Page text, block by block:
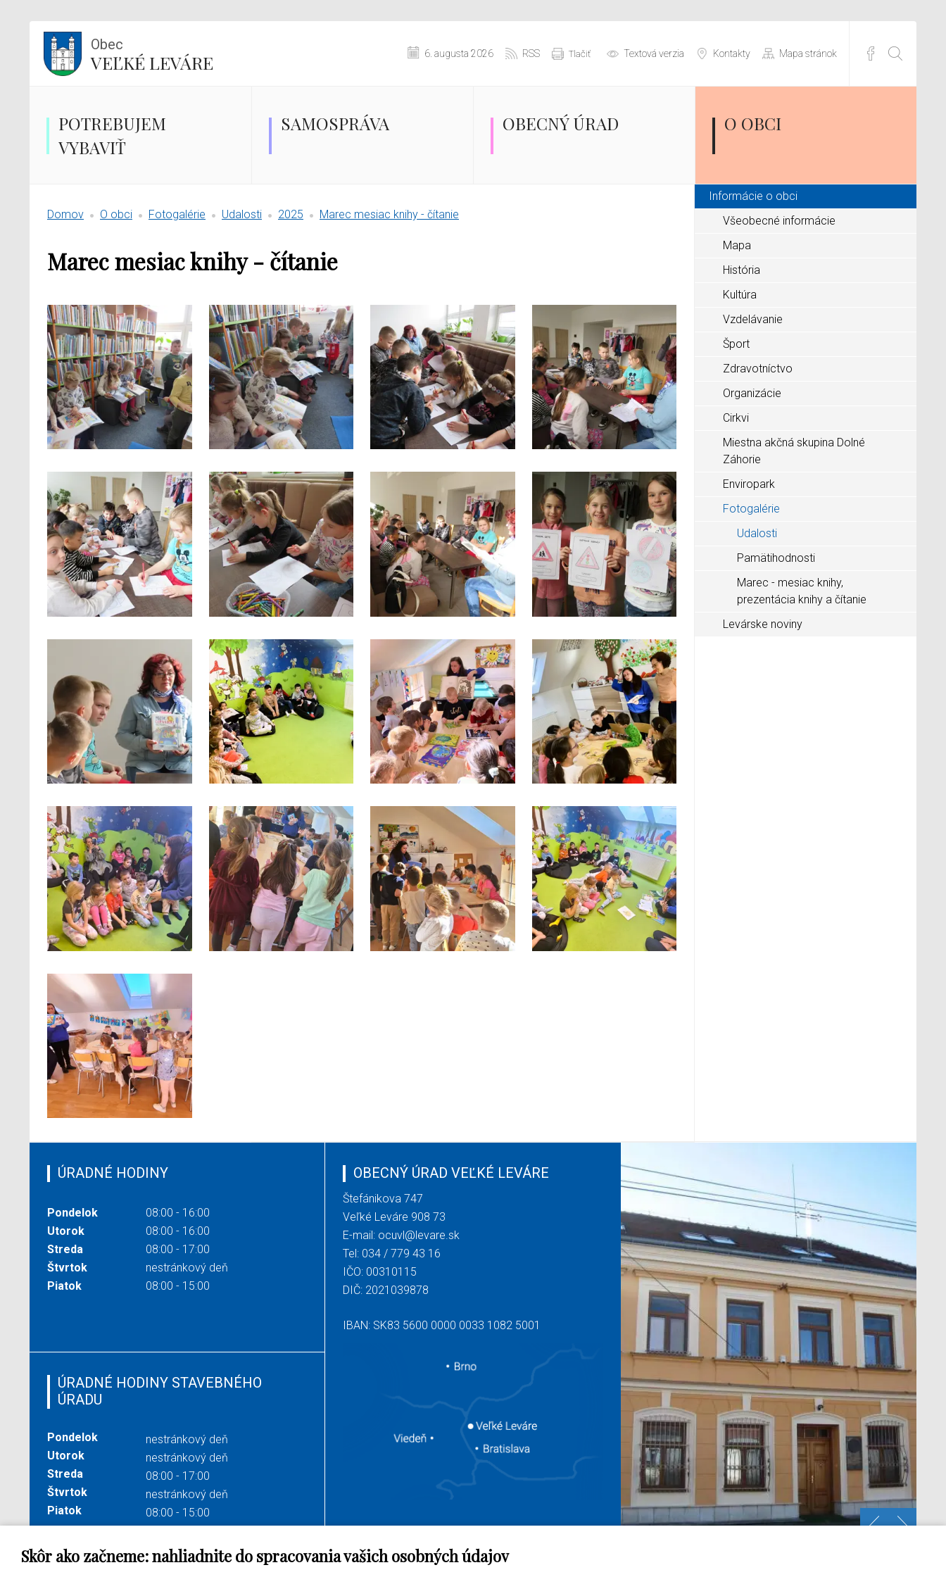
Skôr ako začneme: nahliadnite do spracovania vašich osobných údajov
Obec
VEĽKÉ LEVÁRE 6. augusta 2026 RSS Tlačiť Textová verzia Kontakty Mapa stránok
POTREBUJEM
VYBAVIŤ
SAMOSPRÁVA OBECNÝ ÚRAD O OBCI
Domov O obci Fotogalérie Udalosti 2025 Marec mesiac knihy - čítanie
Marec mesiac knihy - čítanie
Informácie o obci
Všeobecné informácie
Mapa
História
Kultúra
Vzdelávanie
Šport
Zdravotníctvo
Organizácie
Cirkvi
Miestna akčná skupina Dolné
Záhorie
Enviropark
Fotogalérie
Udalosti
Pamätihodnosti
Marec - mesiac knihy,
prezentácia knihy a čítanie
Levárske noviny
ÚRADNÉ HODINY
Pondelok
08:00 - 16:00
Utorok
08:00 - 16:00
Streda
08:00 - 17:00
Štvrtok
nestránkový deň
Piatok
08:00 - 15:00
ÚRADNÉ HODINY STAVEBNÉHO
ÚRADU
Pondelok
nestránkový deň
Utorok
nestránkový deň
Streda
08:00 - 17:00
Štvrtok
nestránkový deň
Piatok
08:00 - 15:00
OBECNÝ ÚRAD VEĽKÉ LEVÁRE
Štefánikova 747
Veľké Leváre 908 73
E-mail: ocuvl@levare.sk
Tel: 034 / 779 43 16
IČO: 00310115
DIČ: 2021039878
IBAN: SK83 5600 0000 0033 1082 5001